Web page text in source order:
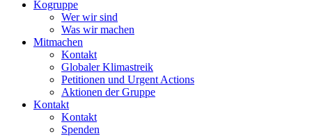
Kogruppe
Wer wir sind
Was wir machen
Mitmachen
Kontakt
Globaler Klimastreik
Petitionen und Urgent Actions
Aktionen der Gruppe
Kontakt
Kontakt
Spenden